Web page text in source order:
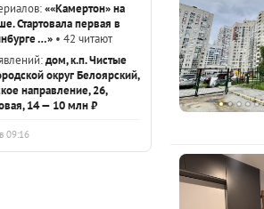
««Камертон» на
Стартовала первая в
…» • 42 читают
дом, к.п. Чистые
округ Белоярский,
направление, 26,
14 — 10 млн ₽
09:16